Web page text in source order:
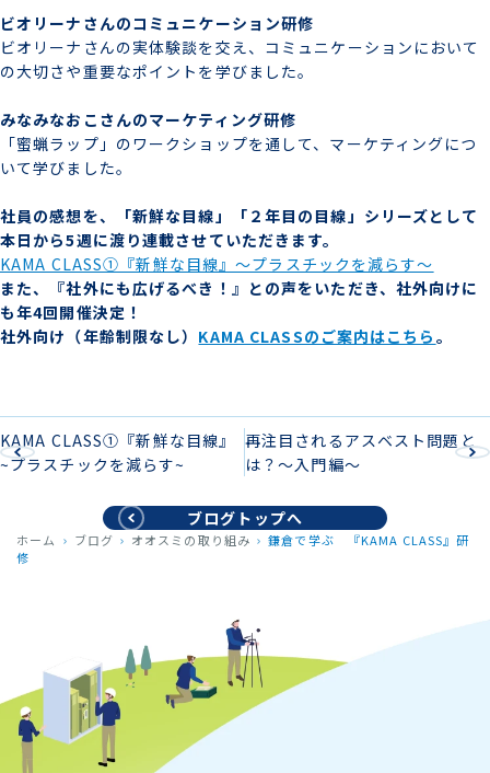
ビオリーナさんのコミュニケーション研修
ビオリーナさんの実体験談を交え、コミュニケーションにおいて
の大切さや重要なポイントを学びました。
みなみなおこさんのマーケティング研修
「蜜蝋ラップ」のワークショップを通して、マーケティングにつ
いて学びました。
社員の感想を、「新鮮な目線」「２年目の目線」シリーズとして
本日から5週に渡り連載させていただきます。
KAMA CLASS①『新鮮な目線』～プラスチックを減らす～
また、『社外にも広げるべき！』との声をいただき、社外向けに
も年4回開催決定！
社外向け（年齢制限なし） KAMA CLASSのご案内はこちら 。
KAMA CLASS①『新鮮な目線』
~プラスチックを減らす~
再注目されるアスベスト問題と
は？～入門編～
ブログトップへ
ホーム ブログ オオスミの取り組み
鎌倉で学ぶ 『KAMA CLASS』研
修